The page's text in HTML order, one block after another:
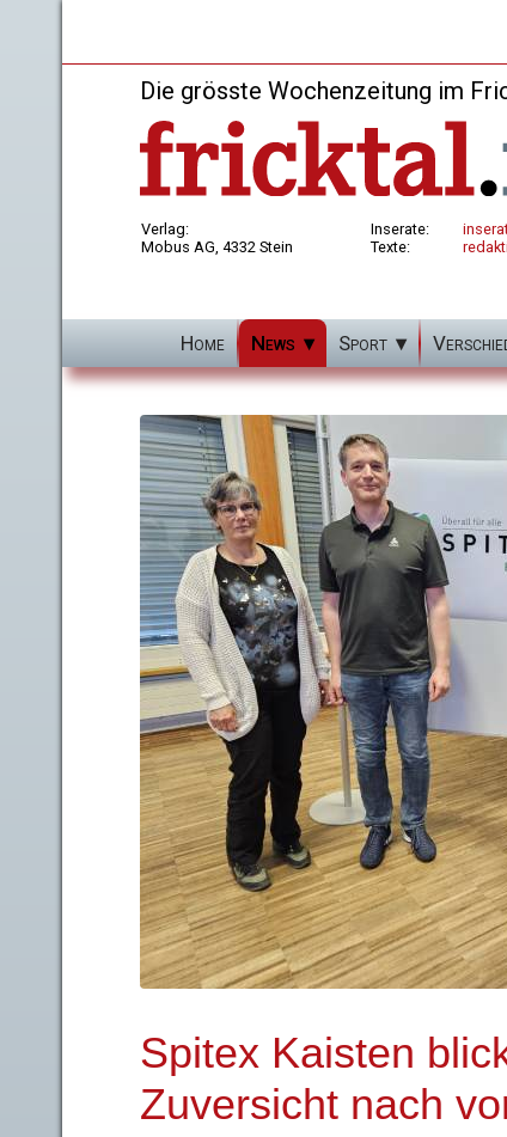
Die grösste Wochenzeitung im
Verlag:
Mobus AG, 4332 Stein
Inserate:
Texte:
Home News Sport
Spitex Kaisten
Zuversicht nach